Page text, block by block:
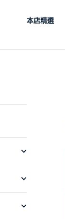
本店精選